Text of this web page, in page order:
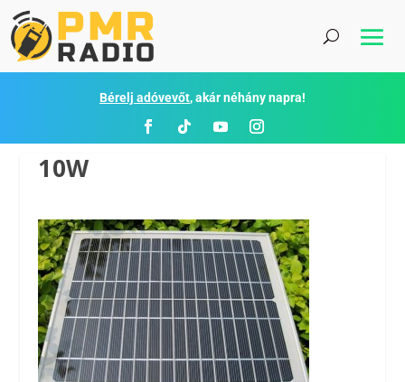
Bérelj adóvevőt, akár néhány napra!
10W